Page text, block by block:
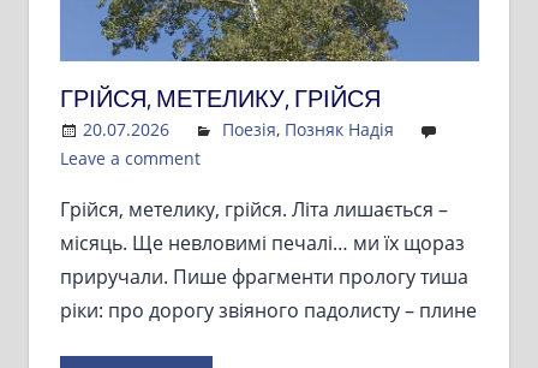
ГРІЙСЯ, МЕТЕЛИКУ, ГРІЙСЯ
20.07.2026 Admin
Поезія, Позняк Надія
Leave a comment
Грійся, метелику, грійся. Літа лишається –
місяць. Ще невловимі печалі… ми їх щораз
приручали. Пише фрагменти прологу тиша
ріки: про дорогу звіяного падолисту – плине